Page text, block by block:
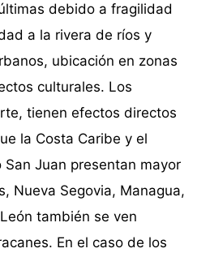
debido a fragilidad
a la rivera de ríos y
ubicación en zonas
culturales. Los
tienen efectos directos
la Costa Caribe y el
Juan presentan mayor
Nueva Segovia, Managua,
también se ven
En el caso de los